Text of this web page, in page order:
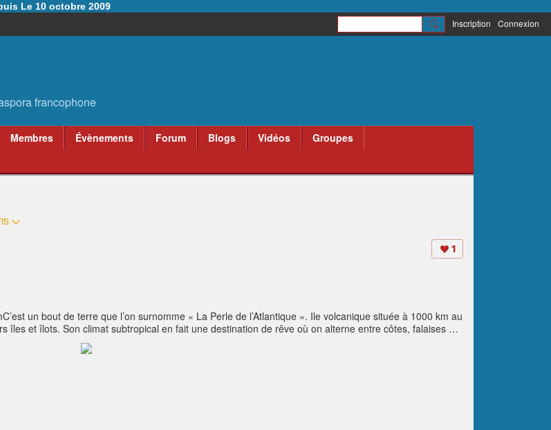
Le 10 octobre 2009
Inscription Connexion
Membres Évènements Forum Blogs Vidéos
Groupes
1
un bout de terre que l’on surnomme « La Perle de l’Atlantique ». Ile volcanique située à 1000 km au
îles et îlots. Son climat subtropical en fait une destination de rêve où on alterne entre côtes, falaises et
une grande partie des terres, ainsi que les fleurs et la végétation luxuriante arrosée par de